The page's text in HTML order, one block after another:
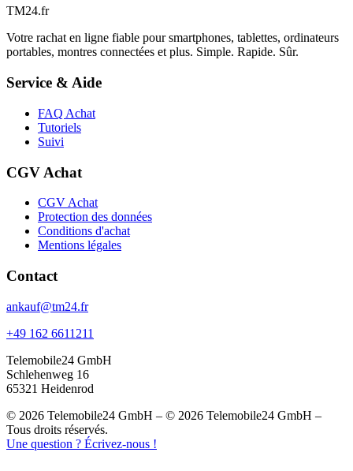
TM24.fr
Votre rachat en ligne fiable pour smartphones, tablettes, ordinateurs
portables, montres connectées et plus. Simple. Rapide. Sûr.
Service & Aide
FAQ Achat
Tutoriels
Suivi
CGV Achat
CGV Achat
Protection des données
Conditions d'achat
Mentions légales
Contact
ankauf@tm24.fr
+49 162 6611211
Telemobile24 GmbH
Schlehenweg 16
65321 Heidenrod
© 2026 Telemobile24 GmbH – © 2026 Telemobile24 GmbH –
Tous droits réservés.
Une question ? Écrivez-nous !